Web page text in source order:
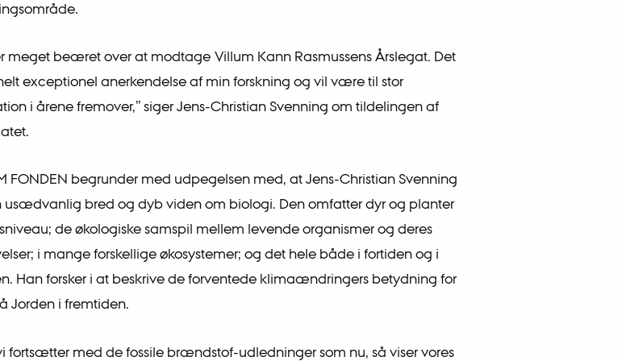
meget beæret over at modtage Villum Kann Rasmussens Årslegat. Det
exceptionel anerkendelse af min forskning og vil være til stor
i årene fremover,” siger Jens-Christian Svenning om tildelingen af
FONDEN begrunder med udpegelsen med, at Jens-Christian Svenning
usædvanlig bred og dyb viden om biologi. Den omfatter dyr og planter
de økologiske samspil mellem levende organismer og deres
i mange forskellige økosystemer; og det hele både i fortiden og i
Han forsker i at beskrive de forventede klimaændringers betydning for
Jorden i fremtiden.
fortsætter med de fossile brændstof-udledninger som nu, så viser vores